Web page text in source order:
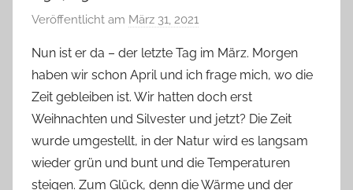
Veröffentlicht am März 31, 2021
n
Y
v
o
n
n
e
Nun ist er da – der letzte Tag im März. Morgen
haben wir schon April und ich frage mich, wo die
Zeit gebleiben ist. Wir hatten doch erst
Weihnachten und Silvester und jetzt? Die Zeit
wurde umgestellt, in der Natur wird es langsam
wieder grün und bunt und die Temperaturen
steigen. Zum Glück, denn die Wärme und der